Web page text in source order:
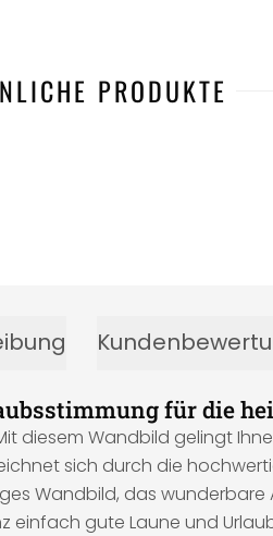
PRODUKTE
für die
Wandbild gelingt
sich durch die
Wandbild, das wunderbare
einfach gute Laune und